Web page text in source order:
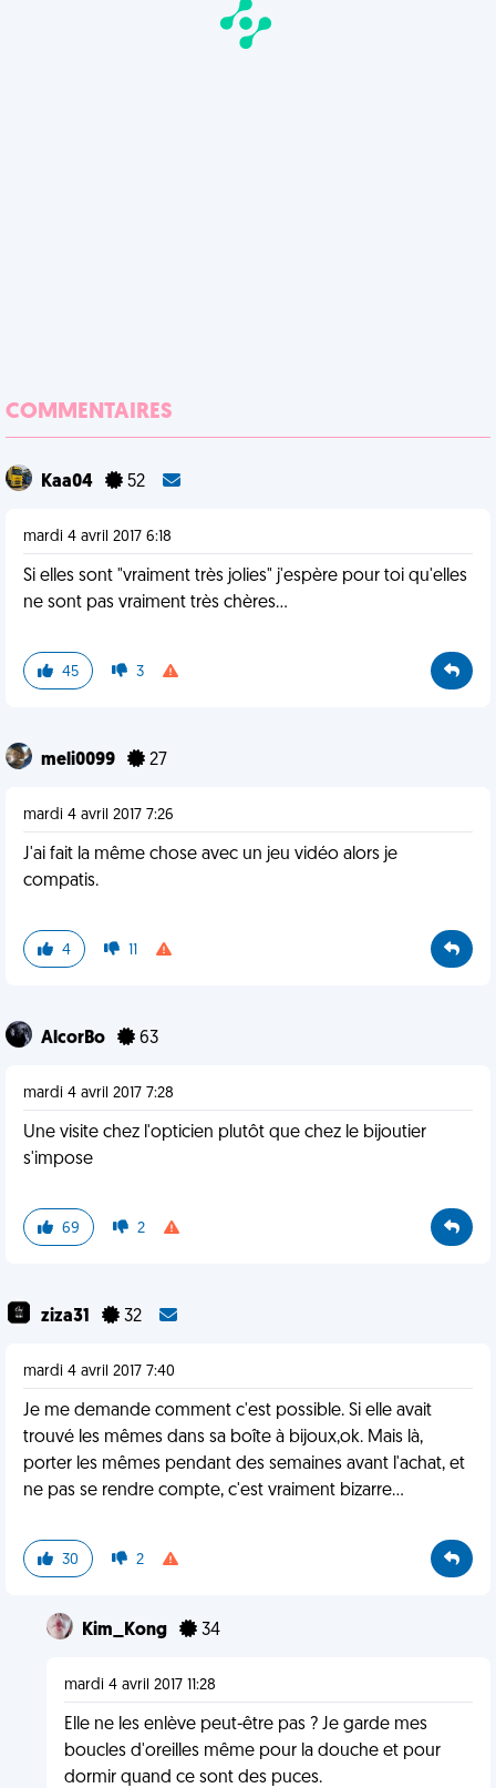
COMMENTAIRES
Kaa04 52
mardi 4 avril 2017 6:18
Si elles sont "vraiment très jolies" j'espère pour toi qu'elles
ne sont pas vraiment très chères...
45 3
meli0099 27
mardi 4 avril 2017 7:26
J'ai fait la même chose avec un jeu vidéo alors je
compatis.
4 11
AlcorBo 63
mardi 4 avril 2017 7:28
Une visite chez l'opticien plutôt que chez le bijoutier
s'impose
69 2
ziza31 32
mardi 4 avril 2017 7:40
Je me demande comment c'est possible. Si elle avait
trouvé les mêmes dans sa boîte à bijoux,ok. Mais là,
porter les mêmes pendant des semaines avant l'achat, et
ne pas se rendre compte, c'est vraiment bizarre...
30 2
Kim_Kong 34
mardi 4 avril 2017 11:28
Elle ne les enlève peut-être pas ? Je garde mes
boucles d'oreilles même pour la douche et pour
dormir quand ce sont des puces.